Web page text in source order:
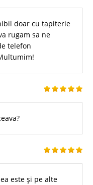
doar cu tapiterie
rugam sa ne
telefon
este și pe alte